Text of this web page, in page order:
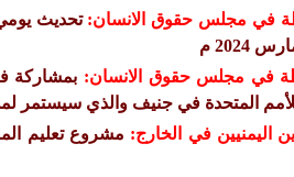
في مجلس حقوق الانسان:
في مجلس حقوق الانسان:
المتحدة في جنيف والذي سيستمر لمدة 6
اليمنيين في الخارج: مشروع تعليم